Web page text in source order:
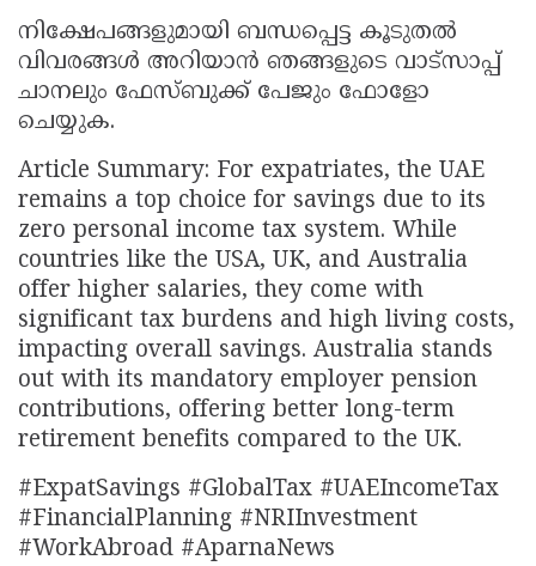
നിക്ഷേപങ്ങളുമായി ബന്ധപ്പെട്ട കൂടുതൽ
വിവരങ്ങൾ അറിയാൻ ഞങ്ങളുടെ വാട്സാപ്പ്
ചാനലും ഫേസ്ബുക്ക് പേജും ഫോളോ
ചെയ്യുക.
Article Summary: For expatriates, the UAE
remains a top choice for savings due to its
zero personal income tax system. While
countries like the USA, UK, and Australia
offer higher salaries, they come with
significant tax burdens and high living costs,
impacting overall savings. Australia stands
out with its mandatory employer pension
contributions, offering better long-term
retirement benefits compared to the UK.
#ExpatSavings #GlobalTax #UAEIncomeTax
#FinancialPlanning #NRIInvestment
#WorkAbroad #AparnaNews